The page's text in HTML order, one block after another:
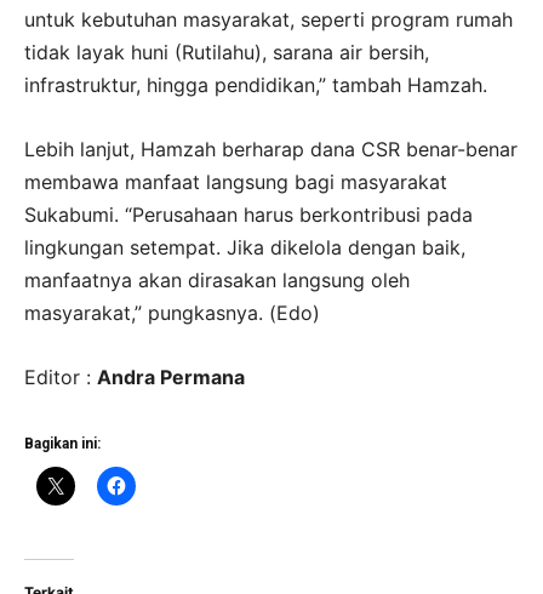
untuk kebutuhan masyarakat, seperti program rumah
tidak layak huni (Rutilahu), sarana air bersih,
infrastruktur, hingga pendidikan,” tambah Hamzah.
Lebih lanjut, Hamzah berharap dana CSR benar-benar
membawa manfaat langsung bagi masyarakat
Sukabumi. “Perusahaan harus berkontribusi pada
lingkungan setempat. Jika dikelola dengan baik,
manfaatnya akan dirasakan langsung oleh
masyarakat,” pungkasnya. (Edo)
Editor : Andra Permana
Bagikan ini: